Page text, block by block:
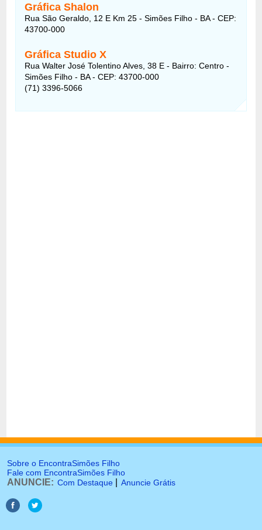
Gráfica Shalon
Rua São Geraldo, 12 E Km 25 - Simões Filho - BA - CEP:
43700-000
Gráfica Studio X
Rua Walter José Tolentino Alves, 38 E - Bairro: Centro -
Simões Filho - BA - CEP: 43700-000
(71) 3396-5066
Sobre o EncontraSimões Filho
Fale com EncontraSimões Filho
ANUNCIE: Com Destaque Anuncie Grátis